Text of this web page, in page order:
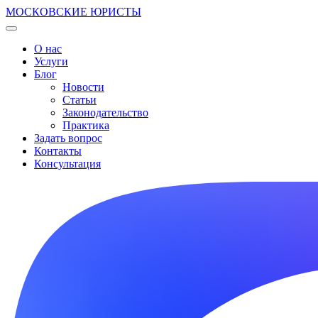
МОСКОВСКИЕ ЮРИСТЫ
О нас
Услуги
Блог
Новости
Статьи
Законодательство
Практика
Задать вопрос
Контакты
Консультация